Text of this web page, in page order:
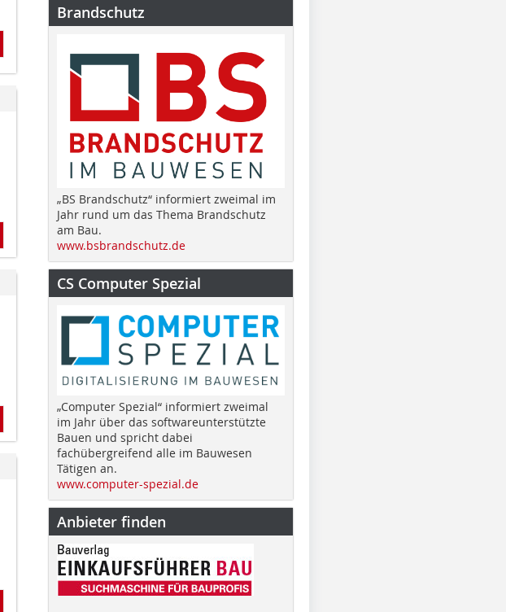
Brandschutz
„BS Brandschutz“ informiert zweimal im
Jahr rund um das Thema Brandschutz
am Bau.
www.bsbrandschutz.de
CS Computer Spezial
„Computer Spezial“ informiert zweimal
im Jahr über das softwareunterstützte
Bauen und spricht dabei
fachübergreifend alle im Bauwesen
Tätigen an.
www.computer-spezial.de
Anbieter finden